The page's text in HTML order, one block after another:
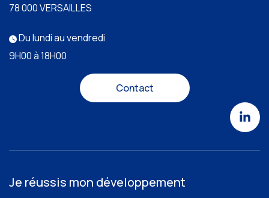
78 000 VERSAILLES
Du lundi au vendredi
9H00 à 18H00
Contact
Je réussis mon développement